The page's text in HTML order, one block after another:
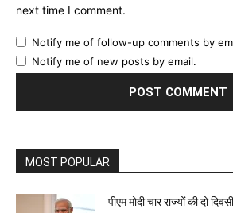
next time I comment.
Notify me of follow-up comments by
Notify me of new posts by email.
MOST POPULAR
पीएम मोदी चार राज्यों की दो